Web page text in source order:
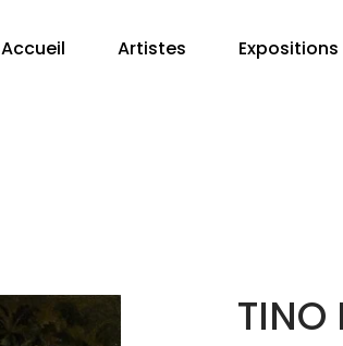
Accueil Artistes Expositions
TINO